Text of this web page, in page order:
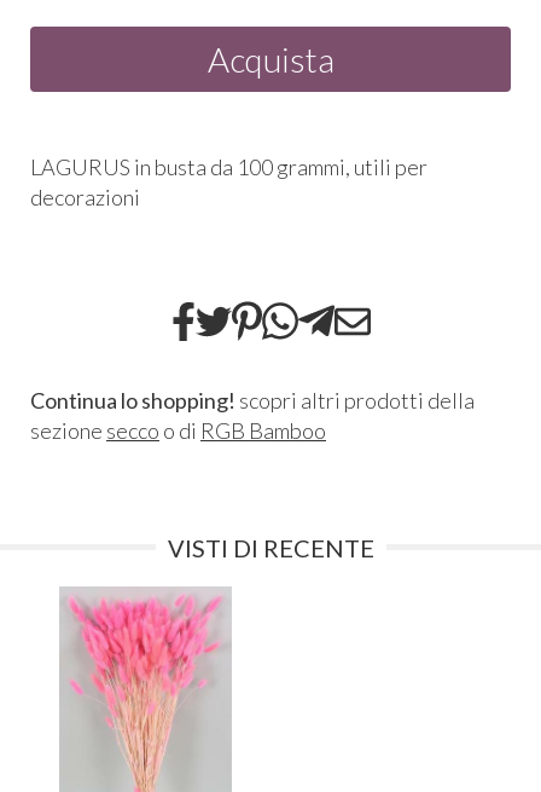
Acquista
LAGURUS in busta da 100 grammi, utili per
decorazioni
Continua lo shopping! scopri altri prodotti della
sezione secco o di RGB Bamboo
VISTI DI RECENTE